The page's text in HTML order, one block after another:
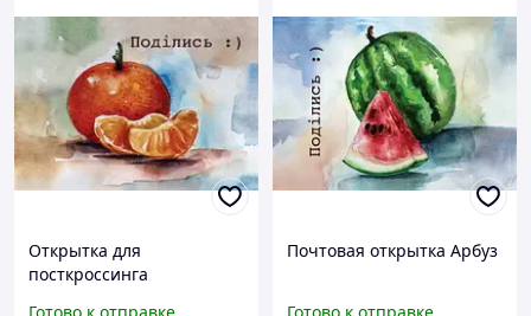
Открытка для
посткроссинга
Почтовая открытка Арбуз